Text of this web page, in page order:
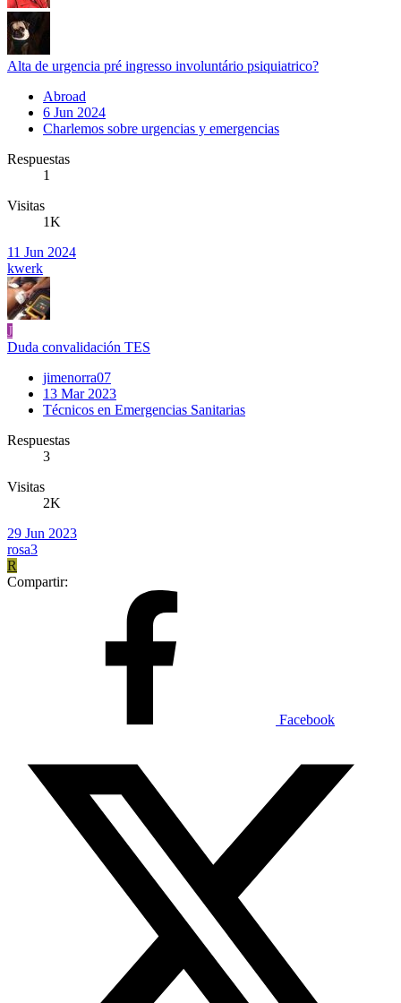
Alta de urgencia pré ingresso involuntário psiquiatrico?
Abroad
6 Jun 2024
Charlemos sobre urgencias y emergencias
Respuestas
1
Visitas
1K
11 Jun 2024
kwerk
J
Duda convalidación TES
jimenorra07
13 Mar 2023
Técnicos en Emergencias Sanitarias
Respuestas
3
Visitas
2K
29 Jun 2023
rosa3
R
Compartir:
Facebook